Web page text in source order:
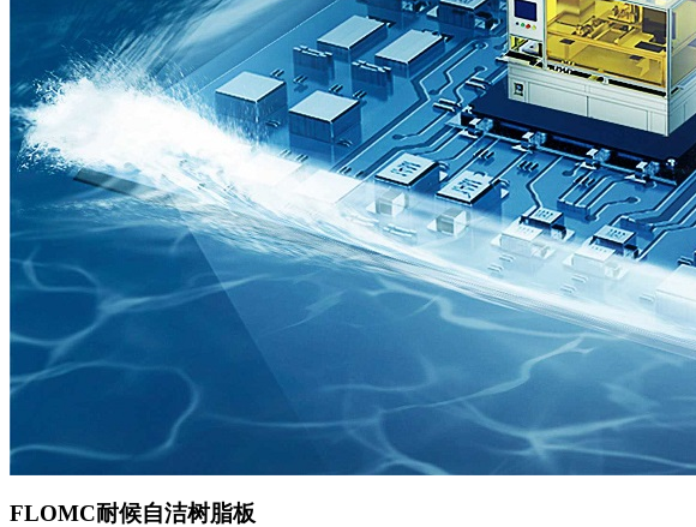
FLOMC耐候自洁树脂板